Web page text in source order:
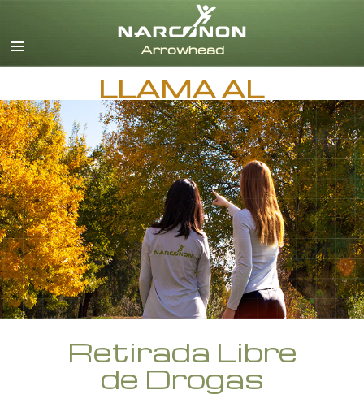
Alemán
Español
Francés
Hebreo
Húngaro
Italiano
Japonés
Holandés
Noruego
Portugués
Ruso
Chino
LLAMA AL
Retirada Libre
de Drogas